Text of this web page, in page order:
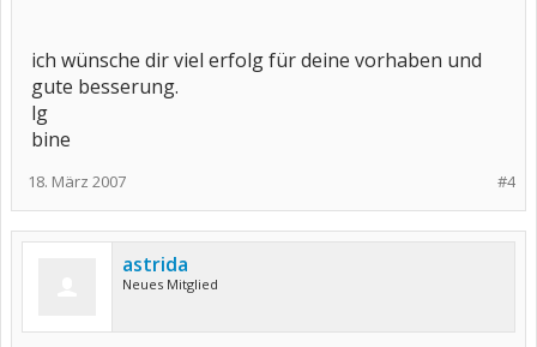
ich wünsche dir viel erfolg für deine vorhaben und
gute besserung.
lg
bine
#4
18. März 2007
astrida
Neues Mitglied